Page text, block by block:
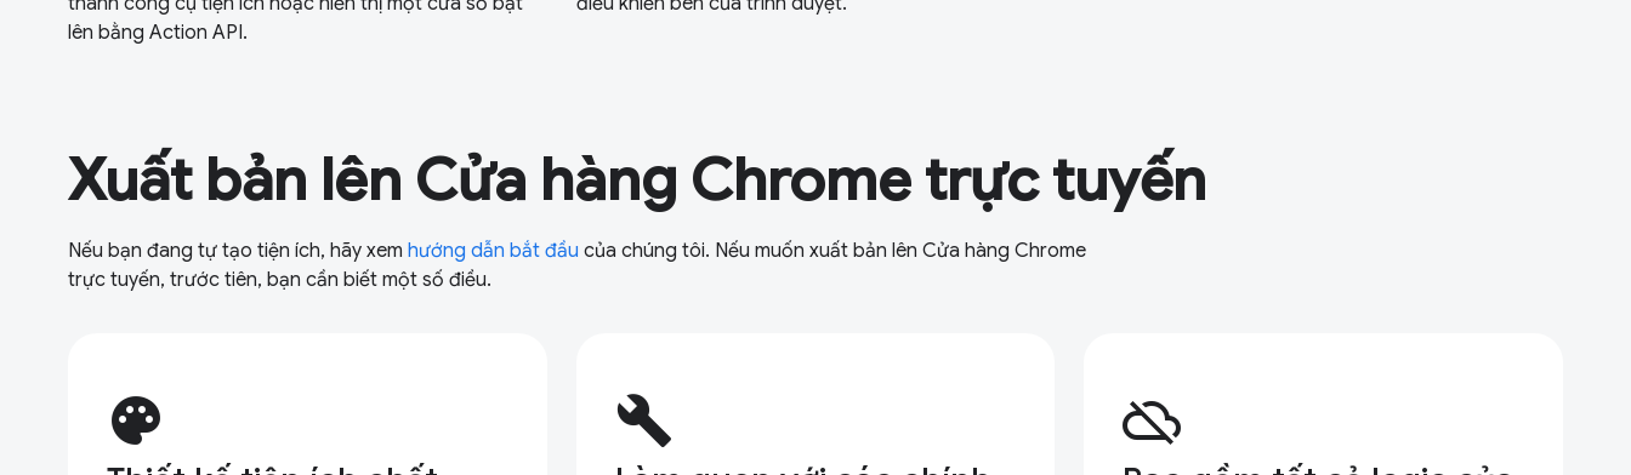
lên bằng Action API.
Xuất bản lên Cửa hàng Chrome trực tuyến
Nếu bạn đang tự tạo tiện ích, hãy xem hướng dẫn bắt đầu của chúng tôi. Nếu muốn xuất bản lên Cửa hàng Chrome
trực tuyến, trước tiên, bạn cần biết một số điều.
palette build cloud_off